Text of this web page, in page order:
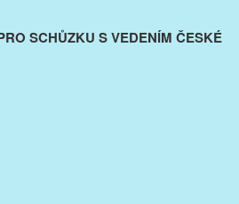
SCHŮZKU S VEDENÍM ČESKÉ